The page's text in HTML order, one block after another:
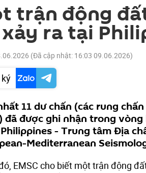
trận động
ra tại
(Đã cập nhật: 16:03 09.06.2026)
11 dư chấn (các rung
đã được ghi nhận trong
- Trung tâm Địa
Mediterranean
EMSC cho biết một trận động